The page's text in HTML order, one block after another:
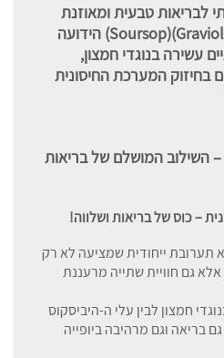
לבריאות טבעית ומאוזנת
חליטת פרימיום גויאבנו (Graviola)(Soursop) הידועה
עשירה בנוגדי חמצון,
בחיזוק המערכת החיסונית
– השילוב המושלם של בריאות
– כוס של בריאות ושלווה!
תערובת ייחודית שמציעה לא רק
גם חוויית שתייה מרעננת
חמצון לבין עלי ה-היביסקוס
בריאה וגם מרהיבה ביופייה